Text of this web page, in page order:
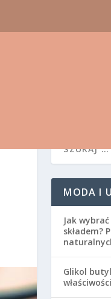
MODA I
Jak
składem?
Glikol